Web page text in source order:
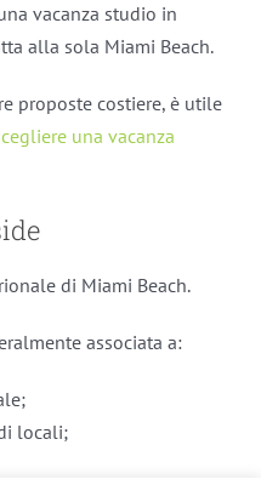
vacanza studio in
alla sola Miami Beach.
proposte costiere, è utile
una vacanza
di Miami Beach.
associata a:
locali;